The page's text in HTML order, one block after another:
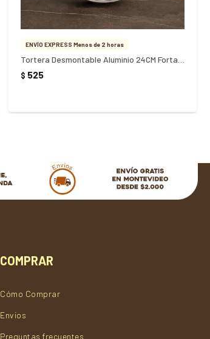
ENVÍO EXPRESS Menos de 2 horas
$ 525
COMPRAR
Cómo Comprar
Envios
Preguntas frecuentes